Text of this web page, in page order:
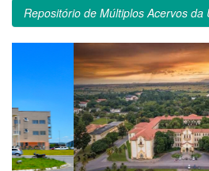
Repositório de Múltiplos Acervos da